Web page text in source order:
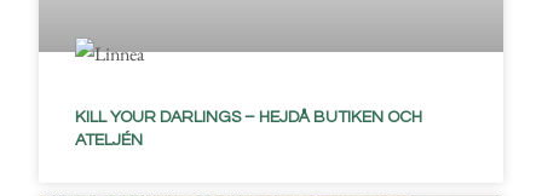
KILL YOUR DARLINGS – HEJDÅ BUTIKEN OCH
ATELJÉN